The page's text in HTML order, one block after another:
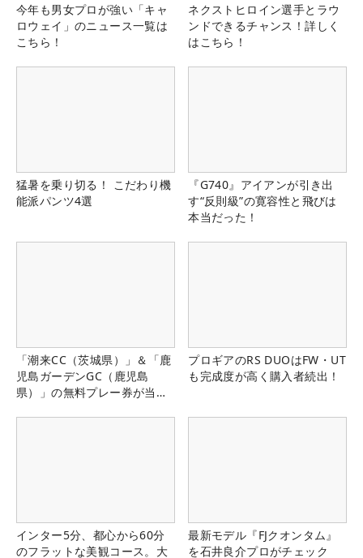
今年も男女プロが強い「キャ
ロウェイ」のニュース一覧は
こちら！
ネクストヒロイン選手とラウ
ンドできるチャンス！詳しく
はこちら！
猛暑を乗り切る！ こだわり機
能派パンツ4選
『G740』アイアンが引き出
す“反則級”の寛容性と飛びは
本当だった！
「潮来CC（茨城県）」＆「鹿
児島ガーデンGC（鹿児島
県）」の無料プレー券が当た
プロギアのRS DUOはFW・UT
も完成度が高く購入者続出！
インター5分、都心から60分
のフラットな美観コース。大
最新モデル『FJクオンタム』
を石井良介プロがチェック